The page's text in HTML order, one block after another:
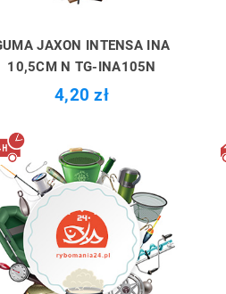
JAXON INTENSA INA
10,5CM N TG-INA105N
4,20 zł